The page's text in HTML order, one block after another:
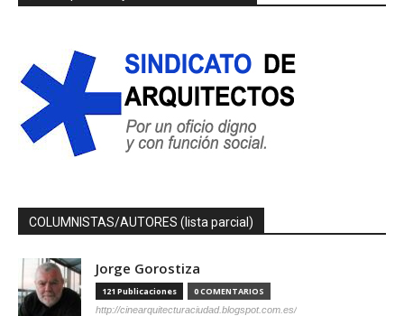
COLUMNISTAS/AUTORES (lista parcial)
Jorge Gorostiza
121 Publicaciones 0 COMENTARIOS
http://cinearquitecturaciudad.blogspot.com.es/